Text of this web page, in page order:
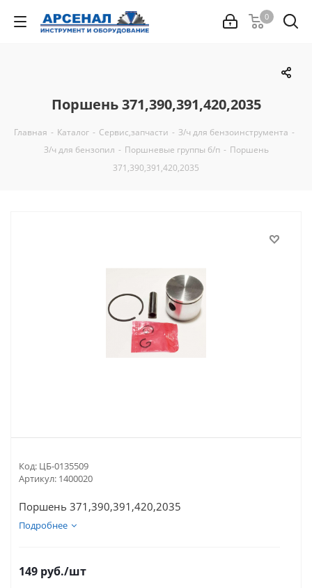
0
Поршень 371,390,391,420,2035
Главная - Каталог - Сервис,запчасти - З/ч для бензоинструмента -
З/ч для бензопил - Поршневые группы б/п - Поршень
371,390,391,420,2035
Код: ЦБ-0135509
Артикул: 1400020
Поршень 371,390,391,420,2035
Подробнее
149 руб./шт